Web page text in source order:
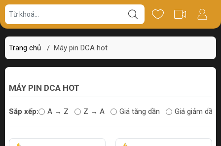
Trang chủ / Máy pin DCA hot
MÁY PIN DCA HOT
Sắp xếp: A → Z Z → A Giá tăng dần Giá giảm dần